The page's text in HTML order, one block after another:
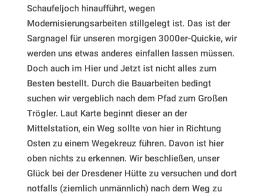
Schaufeljoch hinaufführt, wegen
Modernisierungsarbeiten stillgelegt ist. Das ist der
Sargnagel für unseren morgigen 3000er-Quickie, wir
werden uns etwas anderes einfallen lassen müssen.
Doch auch im Hier und Jetzt ist nicht alles zum
Besten bestellt. Durch die Bauarbeiten bedingt
suchen wir vergeblich nach dem Pfad zum Großen
Trögler. Laut Karte beginnt dieser an der
Mittelstation, ein Weg sollte von hier in Richtung
Osten zu einem Wegekreuz führen. Davon ist hier
oben nichts zu erkennen. Wir beschließen, unser
Glück bei der Dresdener Hütte zu versuchen und dort
notfalls (ziemlich unmännlich) nach dem Weg zu